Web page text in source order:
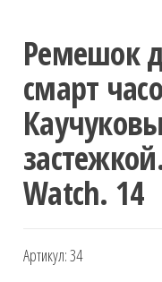
Ремешок
смарт
Watch. 14
Артикул:34